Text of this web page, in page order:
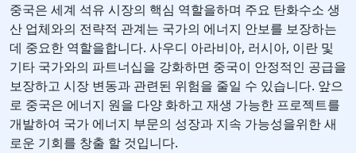
중국은 세계 석유 시장의 핵심 역할을하며 주요 탄화수소 생
산 업체와의 전략적 관계는 국가의 에너지 안보를 보장하는
데 중요한 역할을합니다. 사우디 아라비아, 러시아, 이란 및
기타 국가와의 파트너십을 강화하면 중국이 안정적인 공급을
보장하고 시장 변동과 관련된 위험을 줄일 수 있습니다. 앞으
로 중국은 에너지 원을 다양 화하고 재생 가능한 프로젝트를
개발하여 국가 에너지 부문의 성장과 지속 가능성을위한 새
로운 기회를 창출 할 것입니다.